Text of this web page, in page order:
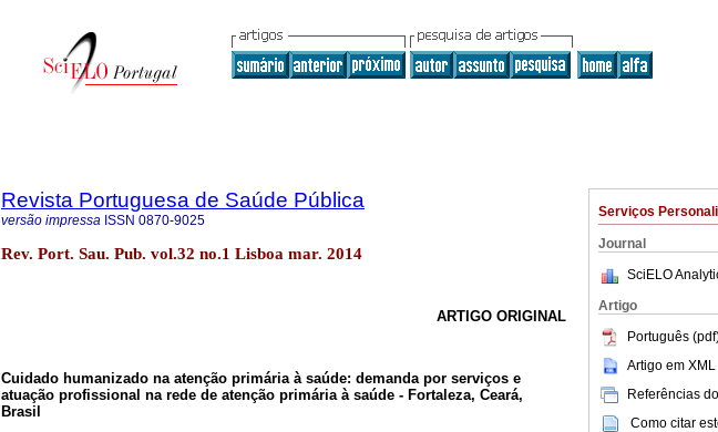
Serviços
Journal
SciELO
Artigo
Português
Artigo em XML
Referências
Como citar
Revista Portuguesa de Saúde Pública
versão impressa ISSN 0870-9025
Rev. Port. Sau. Pub. vol.32 no.1 Lisboa mar. 2014
ARTIGO ORIGINAL
Cuidado humanizado na atenção primária à saúde: demanda por serviços e
atuação profissional na rede de atenção primária à saúde - Fortaleza, Ceará,
Brasil